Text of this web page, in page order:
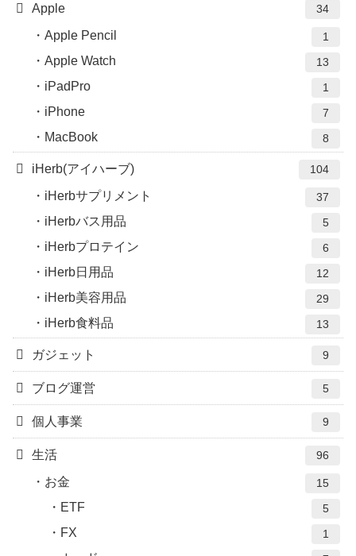
Apple 34
Apple Pencil 1
Apple Watch 13
iPadPro 1
iPhone 7
MacBook 8
iHerb(アイハーブ) 104
iHerbサプリメント 37
iHerbバス用品 5
iHerbプロテイン 6
iHerb日用品 12
iHerb美容用品 29
iHerb食料品 13
ガジェット 9
ブログ運営 5
個人事業 9
生活 96
お金 15
ETF 5
FX 1